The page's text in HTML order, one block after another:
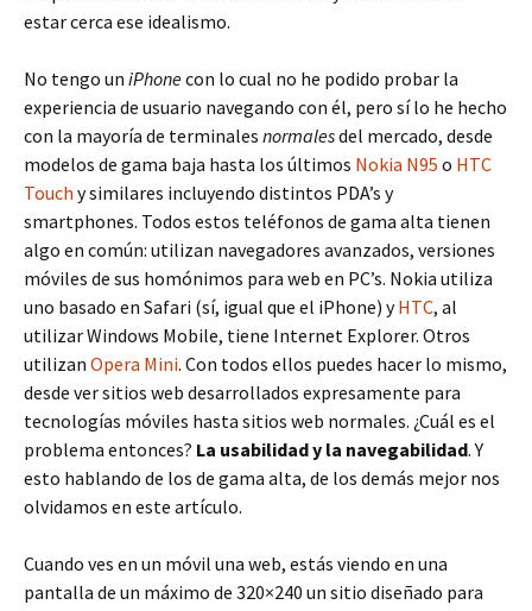
estar cerca ese idealismo.
No tengo un iPhonecon lo cual no he podido probar la
experiencia de usuario navegando con él, pero sí lo he hecho
con la mayoría de terminales normalesdel mercado, desde
modelos de gama baja hasta los últimos Nokia N95 o HTC
Touch y similares incluyendo distintos PDA’s y
smartphones. Todos estos teléfonos de gama alta tienen
algo en común: utilizan navegadores avanzados, versiones
móviles de sus homónimos para web en PC’s. Nokia utiliza
uno basado en Safari (sí, igual que el iPhone) yHTC, al
utilizar Windows Mobile, tiene Internet Explorer. Otros
utilizan Opera Mini. Con todos ellos puedes hacer lo mismo,
desde ver sitios web desarrollados expresamente para
tecnologías móviles hasta sitios web normales. ¿Cuál es el
problema entonces? La usabilidad y la navegabilidad. Y
esto hablando de los de gama alta, de los demás mejor nos
olvidamos en este artículo.
Cuando ves en un móvil una web, estás viendo en una
pantalla de un máximo de 320×240 un sitio diseñado para